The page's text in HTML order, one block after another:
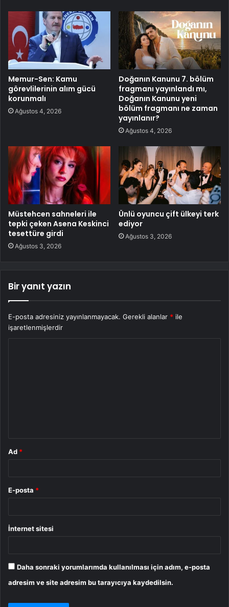
Memur-Sen: Kamu
görevlilerinin alım gücü
korunmalı
Ağustos 4, 2026
Doğanın Kanunu 7. bölüm
fragmanı yayınlandı mı,
Doğanın Kanunu yeni
bölüm fragmanı ne zaman
yayınlanır?
Ağustos 4, 2026
Müstehcen sahneleri ile
tepki çeken Asena Keskinci
tesettüre girdi
Ağustos 3, 2026
Ünlü oyuncu çift ülkeyi terk
ediyor
Ağustos 3, 2026
Bir yanıt yazın
E-posta adresiniz yayınlanmayacak. Gerekli alanlar * ile
işaretlenmişlerdir
Ad *
E-posta *
İnternet sitesi
Daha sonraki yorumlarımda kullanılması için adım, e-posta
adresim ve site adresim bu tarayıcıya kaydedilsin.